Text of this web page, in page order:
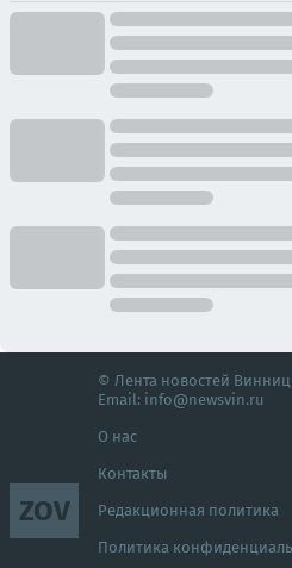
ZOV
© Лента новостей
Email: info@newsvin.ru
О нас
Контакты
Редакционная политика
Политика